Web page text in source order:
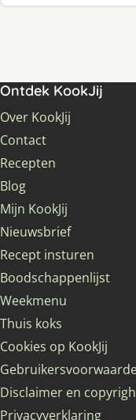
Ontdek KookJij
Over KookJij
Contact
Recepten
Blog
Mijn KookJij
Nieuwsbrief
Recept insturen
Boodschappenlijst
Weekmenu
Thuis koks
Cookies op KookJij
Disclaimer en
Privacyverklaring